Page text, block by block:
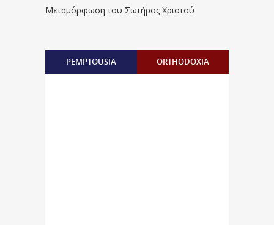
Μεταμόρφωση του Σωτήρος Χριστού
PEMPTOUSIA ORTHODOXIA